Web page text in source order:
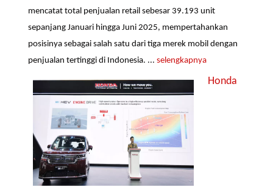
mencatat total penjualan retail sebesar 39.193 unit
sepanjang Januari hingga Juni 2025, mempertahankan
posisinya sebagai salah satu dari tiga merek mobil dengan
penjualan tertinggi di Indonesia. ...selengkapnya
Honda